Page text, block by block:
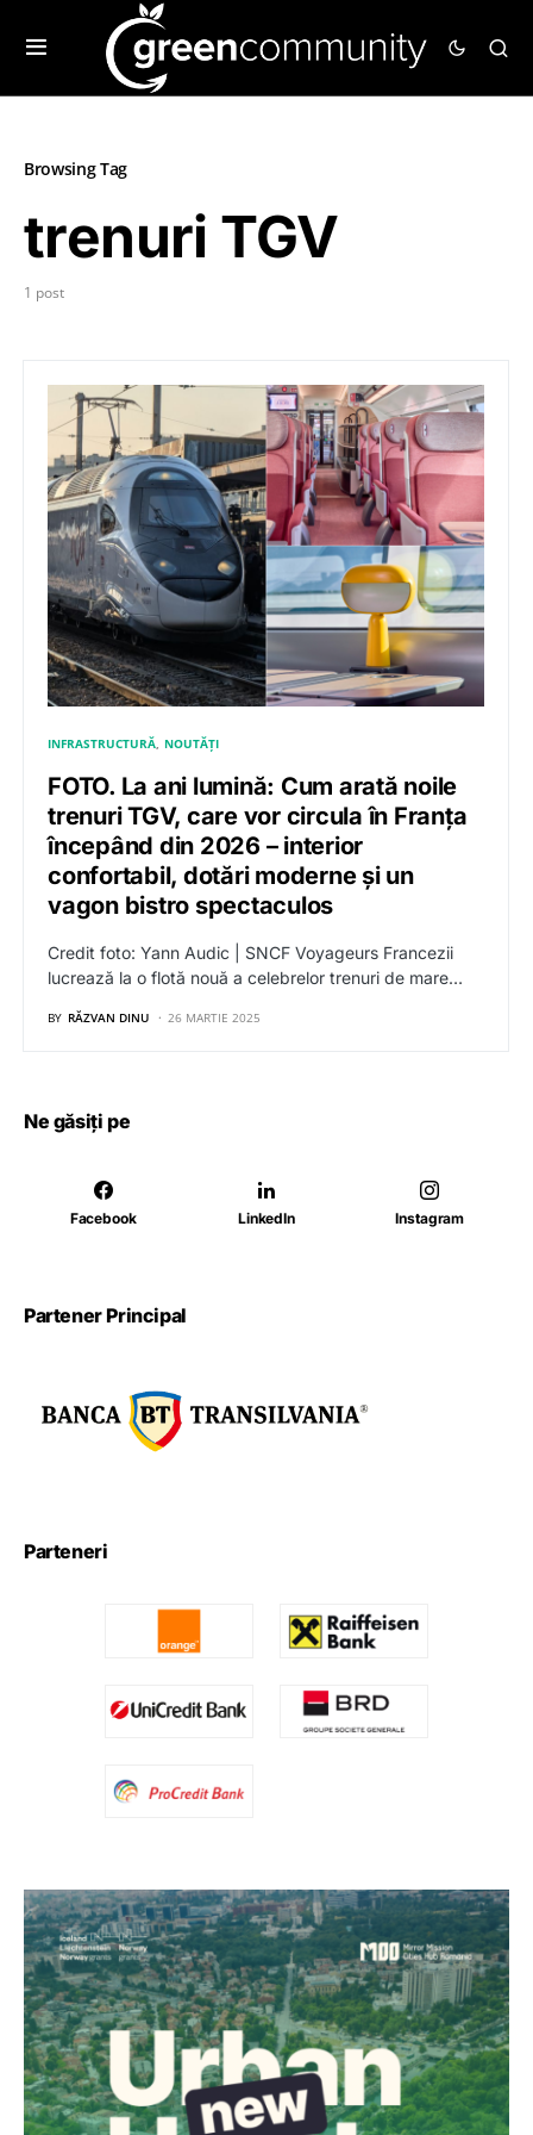
Browsing Tag
trenuri TGV
1 post
INFRASTRUCTURĂ NOUTĂȚI
FOTO. La ani lumină: Cum arată noile
trenuri TGV, care vor circula în Franța
începând din 2026 – interior
confortabil, dotări moderne și un
vagon bistro spectaculos
Credit foto: Yann Audic | SNCF Voyageurs Francezii
lucrează la o flotă nouă a celebrelor trenuri de mare…
BY RĂZVAN DINU 26 MARTIE 2025
Ne găsiți pe
Facebook LinkedIn Instagram
Partener Principal
Parteneri